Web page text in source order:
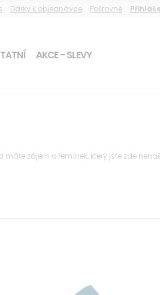
Dárky k objednávce Poštovné
AKCE - SLEVY
zájem o řemínek, který jste zde